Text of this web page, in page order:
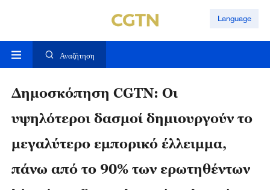
Language
Αναζήτηση
Δημοσκόπηση CGTN: Οι
υψηλότεροι δασμοί δημιουργούν το
μεγαλύτερο εμπορικό έλλειμμα,
πάνω από το 90% των ερωτηθέντων